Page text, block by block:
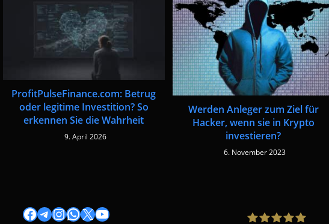
ProfitPulseFinance.com: Betrug
oder legitime Investition? So
erkennen Sie die Wahrheit
9. April 2026
Werden Anleger zum Ziel für
Hacker, wenn sie in Krypto
investieren?
6. November 2023
Facebook
Telegram
Instagram
WhatsApp
X YouTube